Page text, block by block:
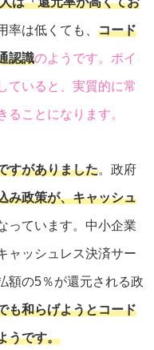
率は低くても、 コード
認識のようです。ポイ
ていると、実質的に常
ることになります。
すがありました。政府
み政策が、キャッシュ
っています。中小企業
ャッシュレス決済サー
額の5％が還元される政
も和らげようとコード
うです。